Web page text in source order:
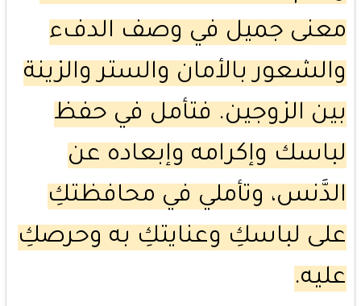
معنى جميل في وصف الدفء
والشعور بالأمان والستر والزينة
بين الزوجين. فتأمل في حفظ
لباسك وإكرامه وإبعاده عن
الدَّنس، وتأملي في محافظتكِ
على لباسكِ وعنايتكِ به وحرصكِ
عليه.